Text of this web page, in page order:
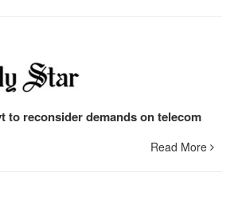
to reconsider demands on telecom
Read More